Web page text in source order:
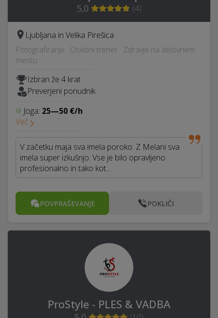
5,0 (4)
Ljubljana in Velika Pirešica
Fotografiranje · Osebni trener · Zdravje na delovnem
mestu
Izbran že 4 krat
Preverjeni ponudnik
Joga: 25—50 €/h
Več
V začetku maja sva imela poroko. Z Melani sva
imela super izkušnjo. Vse je bilo opravljeno
profesionalno in tako kot…
POVPRAŠEVANJE POKLIČI
ProStyle - PLES & VADBA